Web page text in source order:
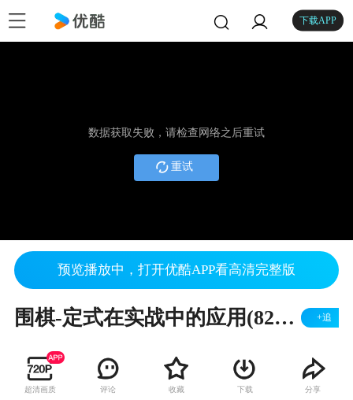
下载APP
数据获取失败，请检查网络之后重试
重试
预览播放中，打开优酷APP看高清完整版
围棋-定式在实战中的应用(82)-段嵘讲解 +追
超清画质 评论 收藏 下载 分享